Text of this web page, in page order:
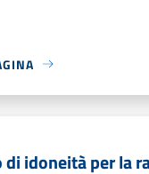
di idoneità per la